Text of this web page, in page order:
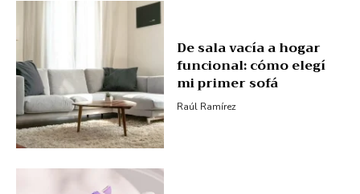
De sala vacía a hogar
funcional: cómo elegí
mi primer sofá
Raúl Ramírez